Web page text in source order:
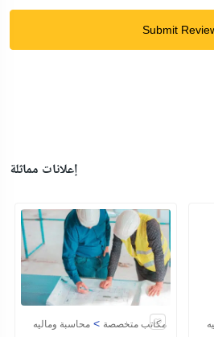
Submit
إعلانات مماثلة
مكاتب متخصصة > محاسبة وماليه